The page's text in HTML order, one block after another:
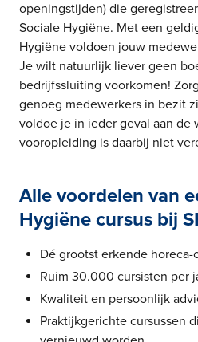
openingstijden) die
Sociale Hygiëne. Met een
Hygiëne voldoen jouw
Je wilt natuurlijk liever geen
bedrijfssluiting voorkomen!
genoeg medewerkers in bezit
voldoe je in ieder geval aan de
vooropleiding is daarbij niet
Alle voordelen van
Hygiëne cursus bij
Dé grootst erkende horeca-
Ruim 30.000 cursisten per
Kwaliteit en persoonlijk
Praktijkgerichte cursussen